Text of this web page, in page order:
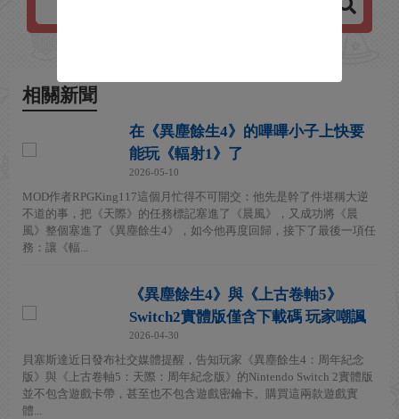
相關新聞
在《異塵餘生4》的嗶嗶小子上快要
能玩《輻射1》了
2026-05-10
MOD作者RPGKing117這個月忙得不可開交：他先是幹了件堪稱大逆
不道的事，把《天際》的任務標記塞進了《晨風》，又成功將《晨
風》整個塞進了《異塵餘生4》，如今他再度回歸，接下了最後一項任
務：讓《輻...
《異塵餘生4》與《上古卷軸5》
Switch2實體版僅含下載碼 玩家嘲諷
2026-04-30
貝塞斯達近日發布社交媒體提醒，告知玩家《異塵餘生4：周年紀念
版》與《上古卷軸5：天際：周年紀念版》的Nintendo Switch 2實體版
並不包含遊戲卡帶，甚至也不包含遊戲密鑰卡。購買這兩款遊戲實
體...